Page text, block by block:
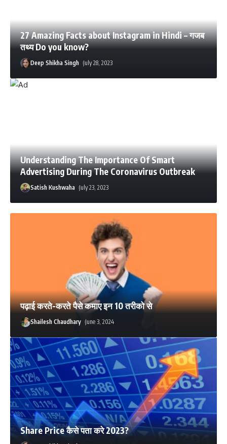
27 Amazing Facts about Instagram in Hindi – गजब
तथ्य Do you know?
Deep Shikha Singh July 28, 2023
Understanding The Importance Of Smart
Advertising During The Coronavirus Outbreak
Satish Kushwaha July 23, 2023
पढ़ाई करते-करते पैसे कमाए इन 10 तरीको से
Shailesh Chaudhary June 3, 2024
Share Price कैसे पता करे 2023?